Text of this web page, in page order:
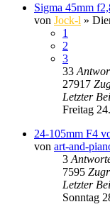
Sigma 45mm
von Jock-l »
1
2
3
33
27917
Letzter
Freitag
24-105mm F4
von art-and-
3
7595
Letzter
Sonntag